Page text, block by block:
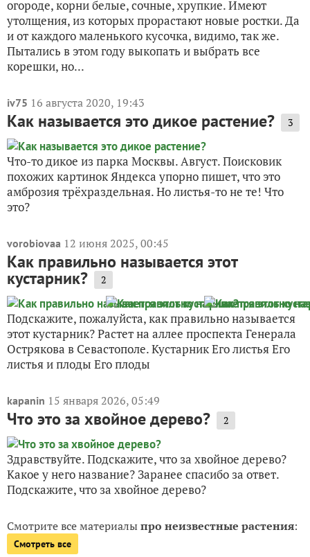
огороде, корни белые, сочные, хрупкие. Имеют
утолщения, из которых прорастают новые ростки. Да
и от каждого маленького кусочка, видимо, так же.
Пытались в этом году выкопать и выбрать все
корешки, но...
iv75 16 августа 2020, 19:43
Как называется это дикое растение? 3
Что-то дикое из парка Москвы. Август. Поисковик
похожих картинок Яндекса упорно пишет, что это
амброзия трёхраздельная. Но листья-то не те! Что
это?
vorobiovaa 12 июня 2025, 00:45
Как правильно называется этот
кустарник? 2
Подскажите, пожалуйста, как правильно называется
этот кустарник? Растет на аллее проспекта Генерала
Острякова в Севастополе. Кустарник Его листья Его
листья и плоды Его плоды
kapanin 15 января 2026, 05:49
Что это за хвойное дерево? 2
Здравствуйте. Подскажите, что за хвойное дерево?
Какое у него название? Заранее спасибо за ответ.
Подскажите, что за хвойное дерево?
Смотрите все материалыпро неизвестные растения:
Смотреть все